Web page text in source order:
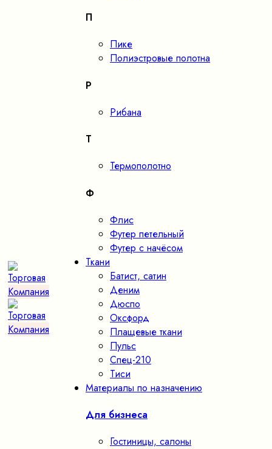
П
Пике
Полиэстровые полотна
Р
Рибана
Т
Термополотно
Ф
Флис
Футер петельный
Футер с начёсом
Ткани
Батист, сатин
Деним
Дюспо
Оксфорд
Плащевые ткани
Пульс
Спец-210
Тиси
Материалы по назначению
Для бизнеса
Гостиницы, салоны